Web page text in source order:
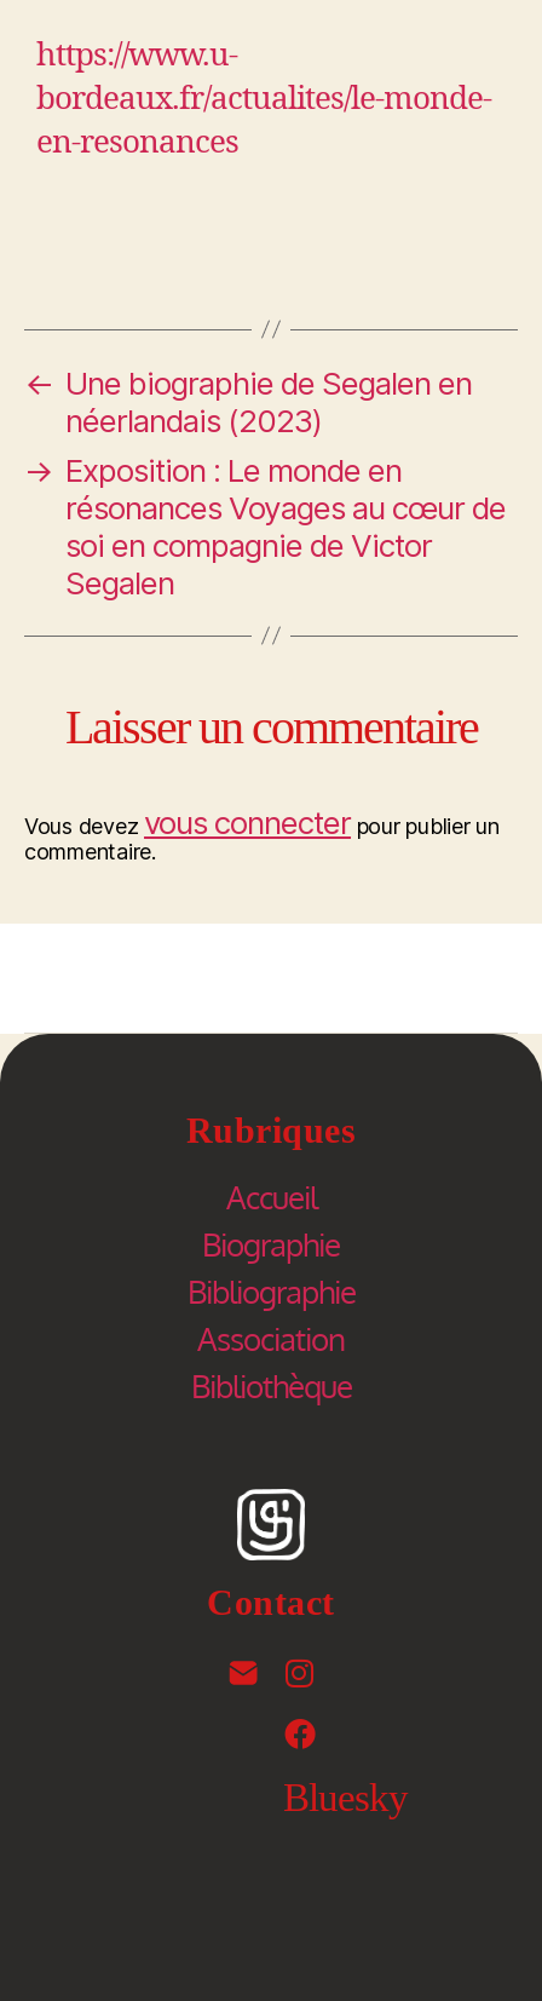
https://www.u-
bordeaux.fr/actualites/le-monde-
en-resonances
← Une biographie de Segalen en
néerlandais (2023)
→ Exposition : Le monde en
résonances Voyages au cœur de
soi en compagnie de Victor
Segalen
Laisser un commentaire
Vous devez vous connecterpour publier un
commentaire.
Rubriques
Accueil
Biographie
Bibliographie
Association
Bibliothèque
Contact
Bluesky